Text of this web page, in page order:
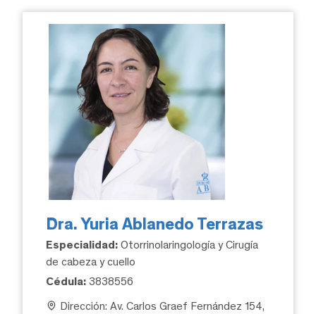
Dra. Yuria Ablanedo Terrazas
Especialidad: Otorrinolaringología y Cirugía
de cabeza y cuello
Cédula: 3838556
Dirección: Av. Carlos Graef Fernández 154,